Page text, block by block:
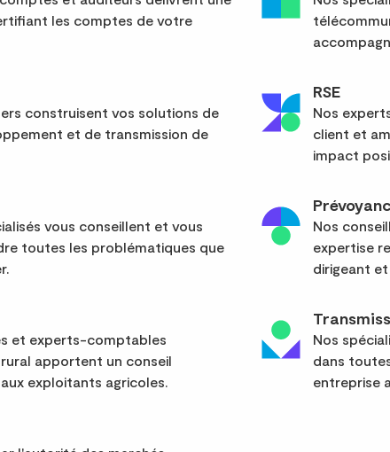
les comptes de votre
construisent vos solutions de
et de transmission de
RSE
Nos
client et
impact
vous conseillent et vous
toutes les problématiques que
Nos
expertise
dirigeant et
et experts-comptables
apportent un conseil
exploitants agricoles.
Nos
dans
entreprise